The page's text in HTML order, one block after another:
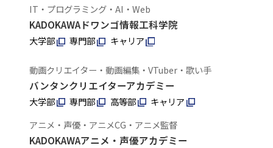
IT・プログラミング・AI・Web
KADOKAWAドワンゴ情報工科学院
大学部 専門部 キャリア
動画クリエイター・動画編集・VTuber・歌い手
バンタンクリエイターアカデミー
大学部 専門部 高等部
キャリア
アニメ・声優・アニメCG・アニメ監督
KADOKAWAアニメ・声優アカデミー